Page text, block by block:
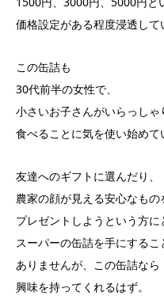
価格設定がある程度浸透して
この缶詰も
30代前半の女性で、
小さいお子さんがいらっしゃ
食べることに気を使い始めて
友達へのギフトに選んだり、
農家の顔が見える安心なもの
プレゼントしようという方に
スーパーの缶詰を手にするこ
ありませんが、この缶詰なら
興味を持ってくれるはず。